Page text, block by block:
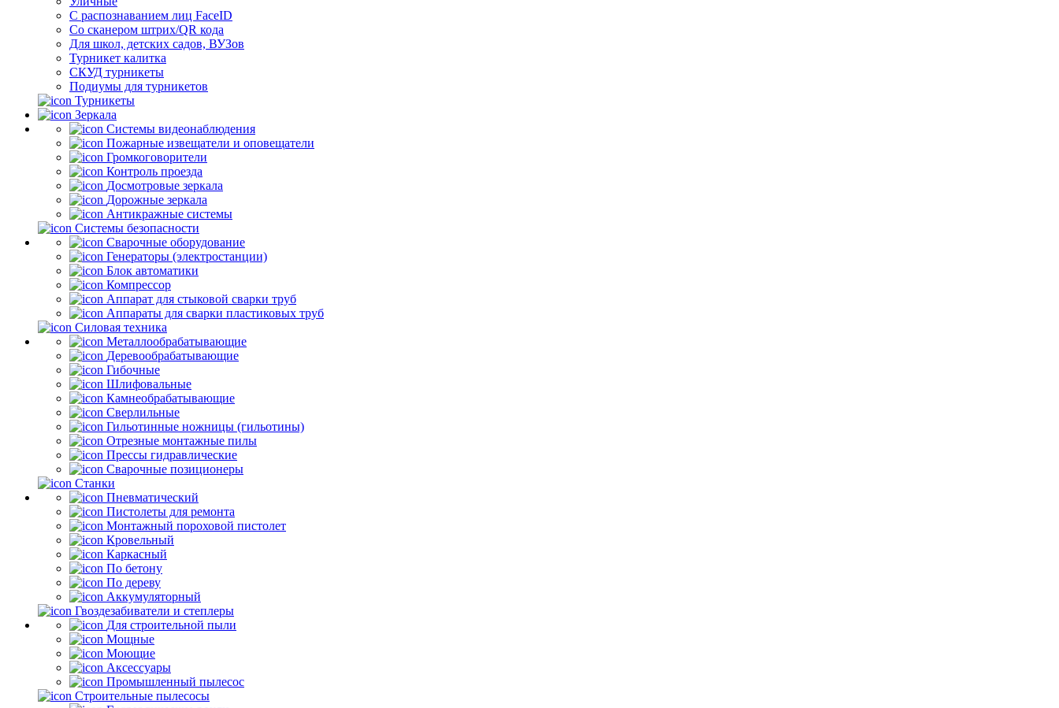
С распознаванием лиц FaceID
Со сканером штрих/QR кода
Для школ, детских садов, ВУЗов
Турникет калитка
СКУД турникеты
Подиумы для турникетов
Турникеты
Зеркала
Системы видеонаблюдения
Пожарные извещатели и оповещатели
Громкоговорители
Контроль проезда
Досмотровые зеркала
Дорожные зеркала
Антикражные системы
Системы безопасности
Сварочные оборудование
Генераторы (электростанции)
Блок автоматики
Компрессор
Аппарат для стыковой сварки труб
Аппараты для сварки пластиковых труб
Силовая техника
Металлообрабатывающие
Деревообрабатывающие
Гибочные
Шлифовальные
Камнеобрабатывающие
Сверлильные
Гильотинные ножницы (гильотины)
Отрезные монтажные пилы
Прессы гидравлические
Сварочные позиционеры
Станки
Пневматический
Пистолеты для ремонта
Монтажный пороховой пистолет
Кровельный
Каркасный
По бетону
По дереву
Аккумуляторный
Гвоздезабиватели и степлеры
Для строительной пыли
Мощные
Моющие
Аксессуары
Промышленный пылесос
Строительные пылесосы